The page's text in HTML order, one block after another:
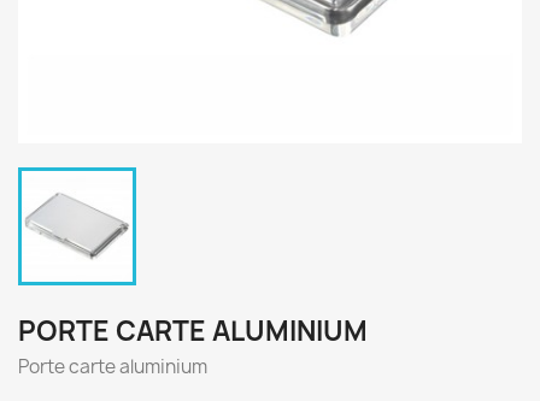
PORTE CARTE ALUMINIUM
Porte carte aluminium